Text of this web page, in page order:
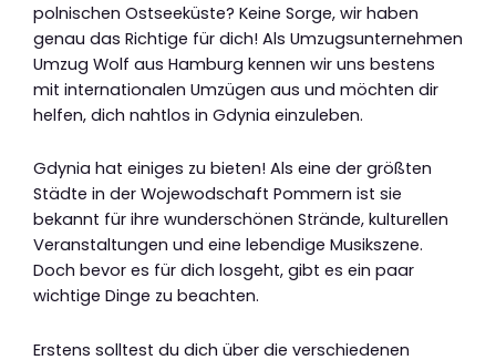
polnischen Ostseeküste? Keine Sorge, wir haben
genau das Richtige für dich! Als Umzugsunternehmen
Umzug Wolf aus Hamburg kennen wir uns bestens
mit internationalen Umzügen aus und möchten dir
helfen, dich nahtlos in Gdynia einzuleben.
Gdynia hat einiges zu bieten! Als eine der größten
Städte in der Wojewodschaft Pommern ist sie
bekannt für ihre wunderschönen Strände, kulturellen
Veranstaltungen und eine lebendige Musikszene.
Doch bevor es für dich losgeht, gibt es ein paar
wichtige Dinge zu beachten.
Erstens solltest du dich über die verschiedenen